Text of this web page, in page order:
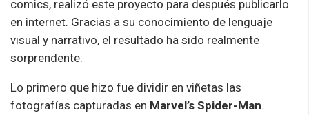
comics, realizó este proyecto para después publicarlo
en internet. Gracias a su conocimiento de lenguaje
visual y narrativo, el resultado ha sido realmente
sorprendente.
Lo primero que hizo fue dividir en viñetas las
fotografías capturadas en Marvel’s Spider-Man.